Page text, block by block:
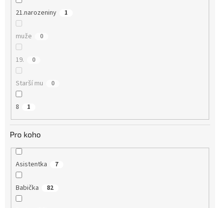
21.narozeniny 1
muže 0
19. 0
Starší mu 0
8 1
Pro koho
Asistentka 7
Babička 82